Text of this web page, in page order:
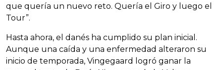
que quería un nuevo reto. Quería el Giro y luego el
Tour”.
Hasta ahora, el danés ha cumplido su plan inicial.
Aunque una caída y una enfermedad alteraron su
inicio de temporada, Vingegaard logró ganar la